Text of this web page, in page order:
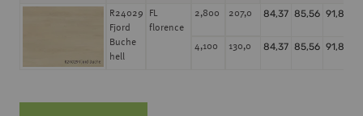
R24029
Fjord
Buche
hell
FL
florence
2,800 207,0 84,37 85,56 91,81
4,100 130,0 84,37 85,56 91,81